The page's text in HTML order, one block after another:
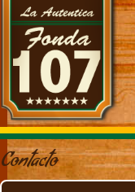
Contacto